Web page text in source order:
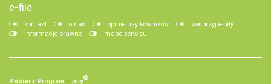
e-file
kontakt o nas opinie użytkowników
wesprzyj e-pity
informacje prawne
mapa serwisu
Pobierz Program e‑pity®